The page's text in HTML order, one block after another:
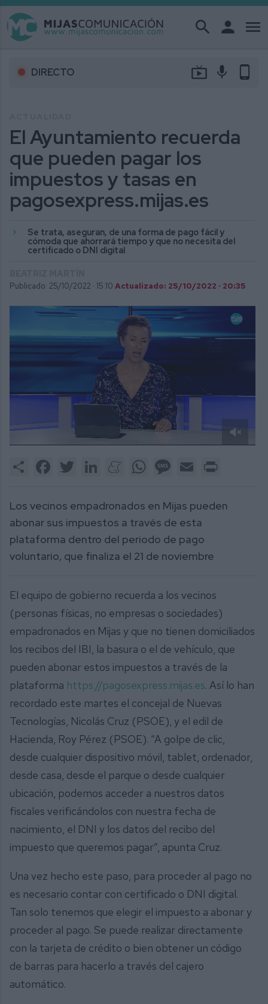
search person menu
DIRECTO live_tv mic phone_android
El Ayuntamiento recuerda
que pueden pagar los
impuestos y tasas en
pagosexpress.mijas.es
Se trata, aseguran, de una forma de pago fácil y
cómoda que ahorrará tiempo y que no necesita del
certificado o DNI digital
Publicado: 25/10/2022 · 15:10 Actualizado: 25/10/2022 · 20:35
2
Share FacebookTwitter LinkedInMeneameWhatsAppMessage
Email
Los vecinos empadronados en Mijas pueden
abonar sus impuestos a través de esta
plataforma dentro del periodo de pago
voluntario, que finaliza el 21 de noviembre
El equipo de gobierno recuerda a los vecinos
(personas físicas, no empresas o sociedades)
empadronados en Mijas y que no tienen domiciliados
los recibos del IBI, la basura o el de vehículo, que
pueden abonar estos impuestos a través de la
plataforma https://pagosexpress.mijas.es. Así lo han
recordado este martes el concejal de Nuevas
Tecnologías, Nicolás Cruz (PSOE), y el edil de
Hacienda, Roy Pérez (PSOE). “A golpe de clic,
desde cualquier dispositivo móvil, tablet, ordenador,
desde casa, desde el parque o desde cualquier
ubicación, podemos acceder a nuestros datos
fiscales verificándolos con nuestra fecha de
nacimiento, el DNI y los datos del recibo del
impuesto que queremos pagar”, apunta Cruz.
Una vez hecho este paso, para proceder al pago no
es necesario contar con certificado o DNI digital.
Tan solo tenemos que elegir el impuesto a abonar y
proceder al pago. Se puede realizar directamente
con la tarjeta de crédito o bien obtener un código
de barras para hacerlo a través del cajero
automático.